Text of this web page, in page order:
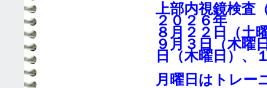
上部内視鏡検査
２０２６年
８月２２日（土
９月３日（木曜
日（木曜日）、
月曜日はトレー